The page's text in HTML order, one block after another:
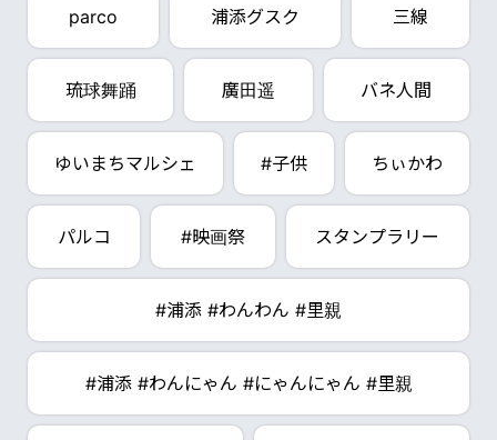
parco 浦添グスク 三線
琉球舞踊 廣田遥 バネ人間
ゆいまちマルシェ #子供 ちぃかわ
パルコ #映画祭 スタンプラリー
#浦添 #わんわん #里親
#浦添 #わんにゃん #にゃんにゃん #里親